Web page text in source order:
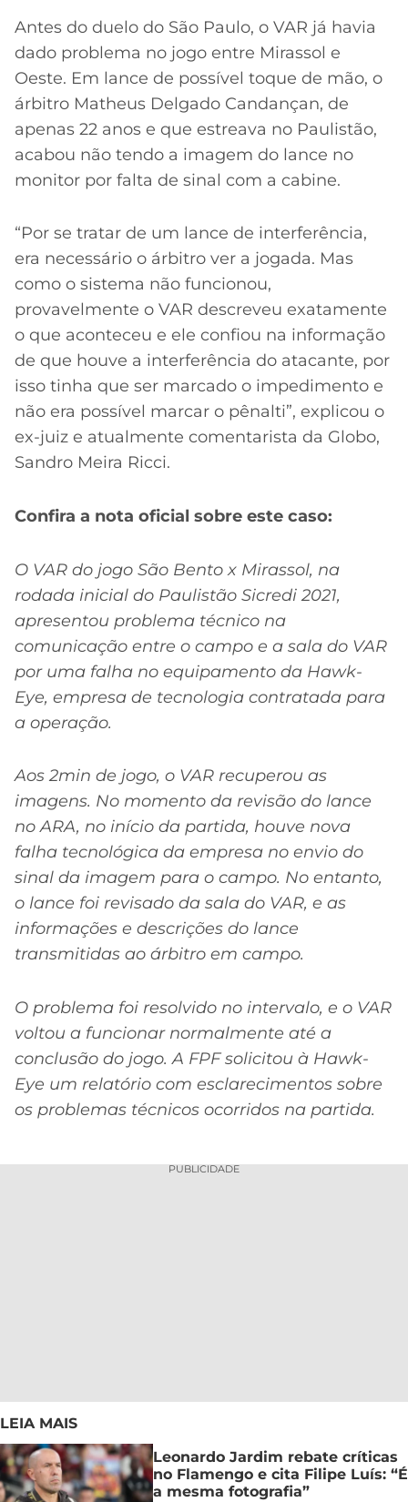
Antes do duelo do São Paulo, o VAR já havia
dado problema no jogo entre Mirassol e
Oeste. Em lance de possível toque de mão, o
árbitro Matheus Delgado Candançan, de
apenas 22 anos e que estreava no Paulistão,
acabou não tendo a imagem do lance no
monitor por falta de sinal com a cabine.
“Por se tratar de um lance de interferência,
era necessário o árbitro ver a jogada. Mas
como o sistema não funcionou,
provavelmente o VAR descreveu exatamente
o que aconteceu e ele confiou na informação
de que houve a interferência do atacante, por
isso tinha que ser marcado o impedimento e
não era possível marcar o pênalti”, explicou o
ex-juiz e atualmente comentarista da Globo,
Sandro Meira Ricci.
Confira a nota oficial sobre este caso:
O VAR do jogo São Bento x Mirassol, na
rodada inicial do Paulistão Sicredi 2021,
apresentou problema técnico na
comunicação entre o campo e a sala do VAR
por uma falha no equipamento da Hawk-
Eye, empresa de tecnologia contratada para
a operação.
Aos 2min de jogo, o VAR recuperou as
imagens. No momento da revisão do lance
no ARA, no início da partida, houve nova
falha tecnológica da empresa no envio do
sinal da imagem para o campo. No entanto,
o lance foi revisado da sala do VAR, e as
informações e descrições do lance
transmitidas ao árbitro em campo.
O problema foi resolvido no intervalo, e o VAR
voltou a funcionar normalmente até a
conclusão do jogo. A FPF solicitou à Hawk-
Eye um relatório com esclarecimentos sobre
os problemas técnicos ocorridos na partida.
PUBLICIDADE
LEIA MAIS
Leonardo Jardim rebate críticas
no Flamengo e cita Filipe Luís: “É
a mesma fotografia”